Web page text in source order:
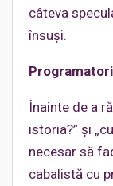
câteva
însuși.
Înainte de a
istoria?” și
necesar să
cabalistă cu